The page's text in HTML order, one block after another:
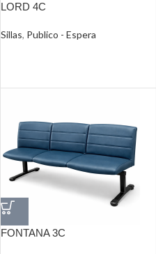
LORD 4C
Sillas, Publico - Espera
FONTANA 3C